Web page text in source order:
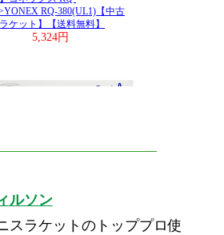
ルソン
スラケットのトッププロ使